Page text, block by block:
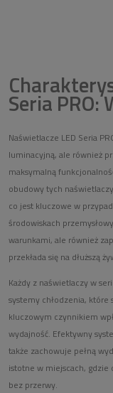
Seria PRO:
Naświetlacze LED Seria
luminacyjną, ale również
maksymalną
obudowy tych
co jest kluczowe w
środowiskach
warunkami, ale również
przekłada się na dłuższą
Każdy z naświetlaczy w
systemy chłodzenia,
kluczowym czynnikiem
wydajność. Efektywny
także zachowuje pełną
istotne w miejscach,
bez przerwy.